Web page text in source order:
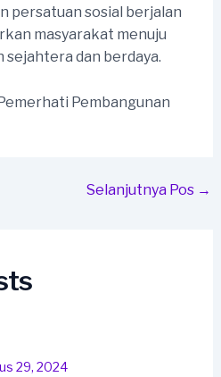
persatuan sosial berjalan
masyarakat menuju
sejahtera dan berdaya.
Pembangunan
Selanjutnya Pos →
29, 2024